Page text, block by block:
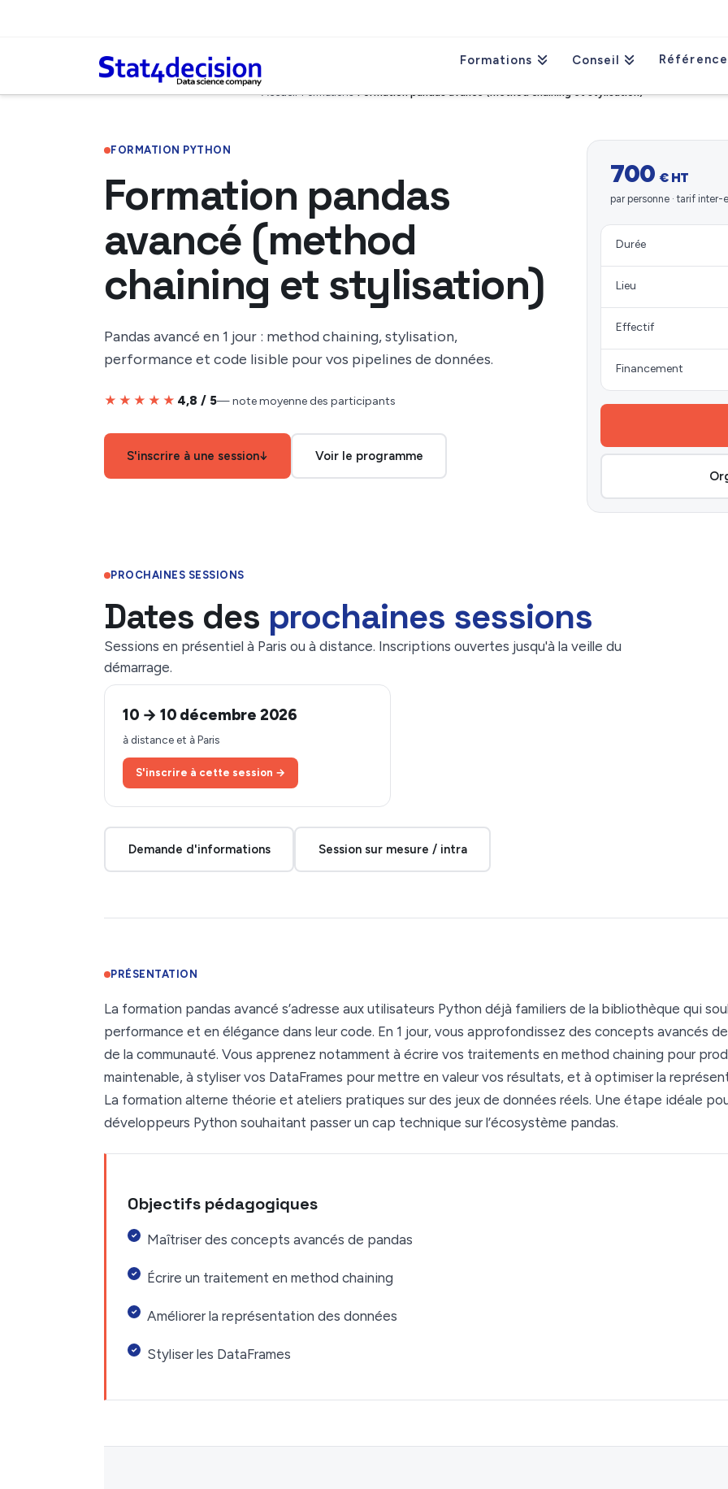
Formations Conseil
Accueil›Formations›Formation pandas avancé (method chaining et stylisation)
FORMATION PYTHON
Formation pandas
avancé (method
chaining et stylisation)
Pandas avancé en 1 jour : method chaining, stylisation,
performance et code lisible pour vos pipelines de données.
★★★★★ 4,8 / 5— note moyenne des participants
S'inscrire à une session↓ Voir le programme
700€ HT
par personne · tarif inter-
Durée
Lieu
Effectif
Financement
PROCHAINES SESSIONS
Dates des prochaines sessions
Sessions en présentiel à Paris ou à distance. Inscriptions ouvertes jusqu'à la veille du
démarrage.
10 → 10 décembre 2026
à distance et à Paris
S'inscrire à cette session →
Demande d'informations Session sur mesure / intra
PRÉSENTATION
La formation pandas avancé s’adresse aux utilisateurs Python déjà familiers de la bibliothèque qui
performance et en élégance dans leur code. En 1 jour, vous approfondissez des concepts avancés
de la communauté. Vous apprenez notamment à écrire vos traitements en method chaining pour
maintenable, à styliser vos DataFrames pour mettre en valeur vos résultats, et à optimiser la
La formation alterne théorie et ateliers pratiques sur des jeux de données réels. Une étape idéale
développeurs Python souhaitant passer un cap technique sur l’écosystème pandas.
Objectifs pédagogiques
Maîtriser des concepts avancés de pandas
Écrire un traitement en method chaining
Améliorer la représentation des données
Styliser les DataFrames